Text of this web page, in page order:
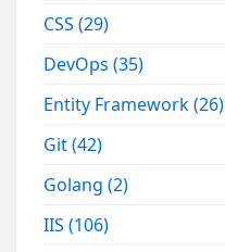
CSS(29)
DevOps(35)
Entity Framework(26)
Git(42)
Golang(2)
IIS(106)